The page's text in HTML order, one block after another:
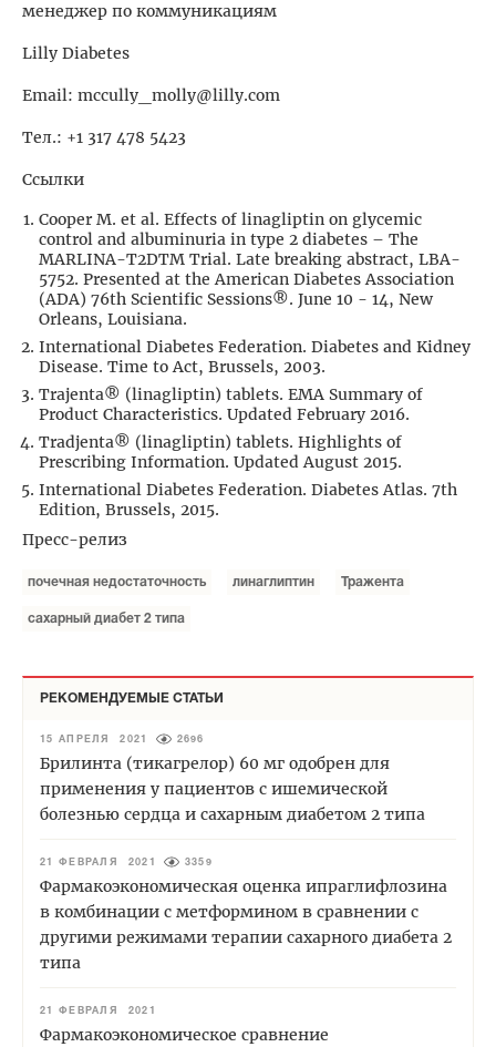
менеджер по коммуникациям
Lilly Diabetes
Email: mccully_molly@lilly.com
Тел.: +1 317 478 5423
Ссылки
Cooper M. et al. Effects of linagliptin on glycemic
control and albuminuria in type 2 diabetes – The
MARLINA-T2DTM Trial. Late breaking abstract, LBA-
5752. Presented at the American Diabetes Association
(ADA) 76th Scientific Sessions®. June 10 - 14, New
Orleans, Louisiana.
International Diabetes Federation. Diabetes and Kidney
Disease. Time to Act, Brussels, 2003.
Trajenta® (linagliptin) tablets. EMA Summary of
Product Characteristics. Updated February 2016.
Tradjenta® (linagliptin) tablets. Highlights of
Prescribing Information. Updated August 2015.
International Diabetes Federation. Diabetes Atlas. 7th
Edition, Brussels, 2015.
Пресс-релиз
почечная недостаточность линаглиптин Тражента
сахарный диабет 2 типа
РЕКОМЕНДУЕМЫЕ СТАТЬИ
15 АПРЕЛЯ 2021 2696
Брилинта (тикагрелор) 60 мг одобрен для
применения у пациентов с ишемической
болезнью сердца и сахарным диабетом 2 типа
21 ФЕВРАЛЯ 2021 3359
Фармакоэкономическая оценка ипраглифлозина
в комбинации с метформином в сравнении с
другими режимами терапии сахарного диабета 2
типа
21 ФЕВРАЛЯ 2021
Фармакоэкономическое сравнение